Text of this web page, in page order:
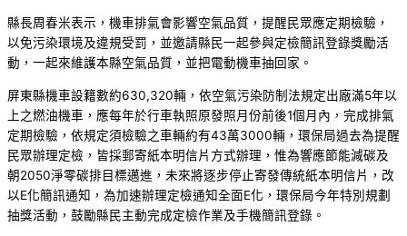
縣長周春米表示，機車排氣會影響空氣品質，提醒民眾應定期檢驗，
以免污染環境及違規受罰，並邀請縣民一起參與定檢簡訊登錄獎勵活
動，一起來維護本縣空氣品質，並把電動機車抽回家。
屏東縣機車設籍數約630,320輛，依空氣污染防制法規定出廠滿5年以
上之燃油機車，應每年於行車執照原發照月份前後1個月內，完成排氣
定期檢驗，依規定須檢驗之車輛約有43萬3000輛，環保局過去為提醒
民眾辦理定檢，皆採郵寄紙本明信片方式辦理，惟為響應節能減碳及
朝2050淨零碳排目標邁進，未來將逐步停止寄發傳統紙本明信片，改
以E化簡訊通知，為加速辦理定檢通知全面E化，環保局今年特別規劃
抽獎活動，鼓勵縣民主動完成定檢作業及手機簡訊登錄。